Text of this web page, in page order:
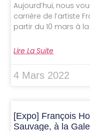
Aujourd’hui, nous
carrière de l’artiste
partir du 10 mars à la
Lire La Suite
4 Mars 2022
[Expo] François
Sauvage, à la